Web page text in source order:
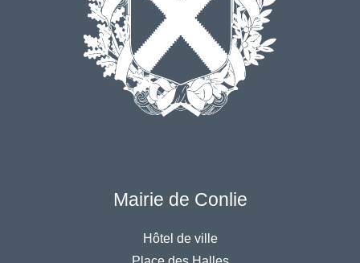
Mairie de Conlie
Hôtel de ville